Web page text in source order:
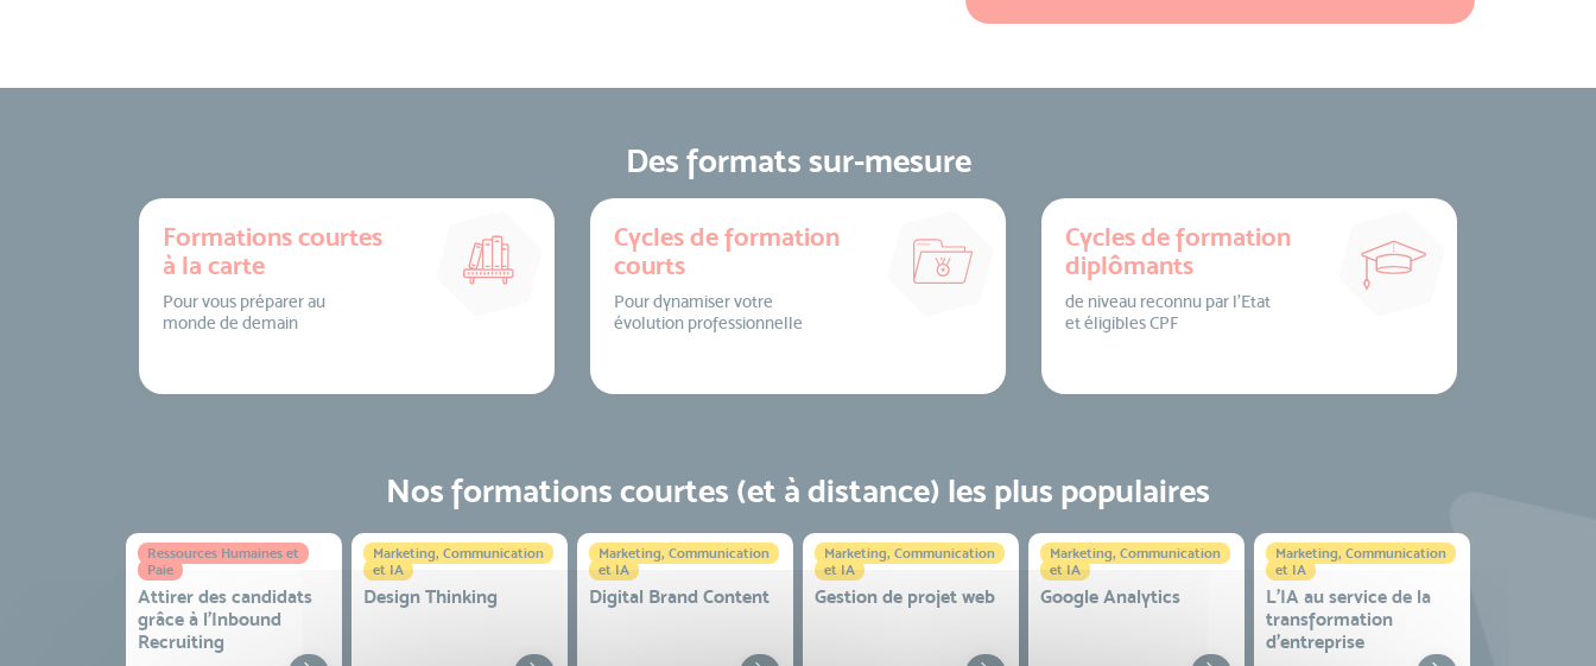
Des formats sur-mesure
Formations courtes
à la carte
Pour vous préparer au
monde de demain
Cycles de formation
courts
Pour dynamiser votre
évolution professionnelle
Cycles de formation
diplômants
de niveau reconnu par l’Etat
et éligibles CPF
Nos formations courtes (et à distance) les plus populaires
Ressources Humaines et
Paie
Attirer des candidats
grâce à l’Inbound
Recruiting
Marketing, Communication
et IA
Design Thinking
Marketing, Communication
et IA
Digital Brand Content
Marketing, Communication
et IA
Gestion de projet web
Marketing, Communication
et IA
Google Analytics
Marketing, Communication
et IA
L'IA au service de la
transformation
d'entreprise